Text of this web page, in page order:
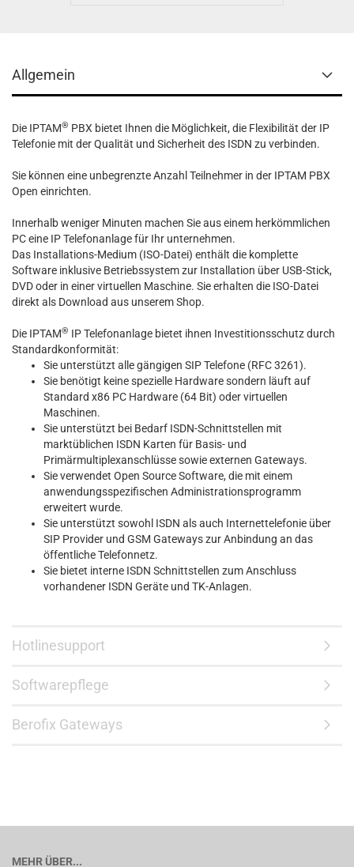
Allgemein
Die IPTAM® PBX bietet Ihnen die Möglichkeit, die Flexibilität der IP
Telefonie mit der Qualität und Sicherheit des ISDN zu verbinden.
Sie können eine unbegrenzte Anzahl Teilnehmer in der IPTAM PBX
Open einrichten.
Innerhalb weniger Minuten machen Sie aus einem herkömmlichen
PC eine IP Telefonanlage für Ihr unternehmen.
Das Installations-Medium (ISO-Datei) enthält die komplette
Software inklusive Betriebssystem zur Installation über USB-Stick,
DVD oder in einer virtuellen Maschine. Sie erhalten die ISO-Datei
direkt als Download aus unserem Shop.
Die IPTAM® IP Telefonanlage bietet ihnen Investitionsschutz durch
Standardkonformität:
Sie unterstützt alle gängigen SIP Telefone (RFC 3261).
Sie benötigt keine spezielle Hardware sondern läuft auf
Standard x86 PC Hardware (64 Bit) oder virtuellen
Maschinen.
Sie unterstützt bei Bedarf ISDN-Schnittstellen mit
marktüblichen ISDN Karten für Basis- und
Primärmultiplexanschlüsse sowie externen Gateways.
Sie verwendet Open Source Software, die mit einem
anwendungsspezifischen Administrationsprogramm
erweitert wurde.
Sie unterstützt sowohl ISDN als auch Internettelefonie über
SIP Provider und GSM Gateways zur Anbindung an das
öffentliche Telefonnetz.
Sie bietet interne ISDN Schnittstellen zum Anschluss
vorhandener ISDN Geräte und TK-Anlagen.
Hotlinesupport
Softwarepflege
Berofix Gateways
MEHR ÜBER...